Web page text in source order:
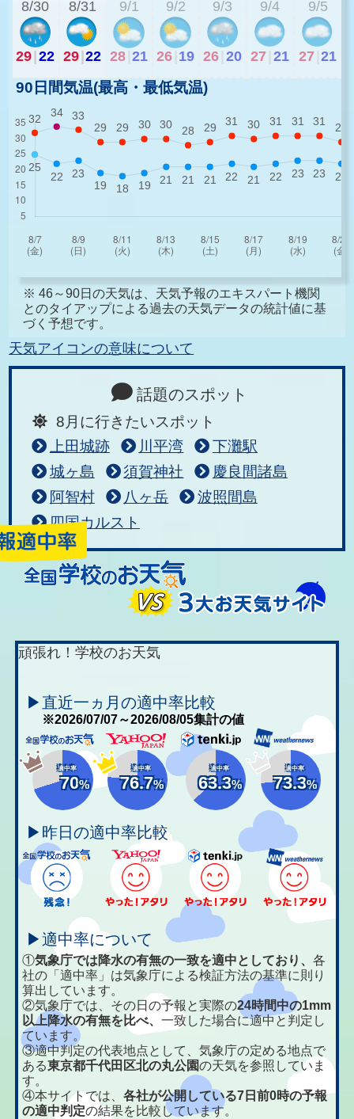
8/30
29|22
8/31
29|22
9/1
28 21
9/2
26 19
9/3
26 20
9/4
27 21
9/5
27 21
90日間気温(最高・最低気温)
※ 46～90日の天気は、天気予報のエキスパート機関
とのタイアップによる過去の天気データの統計値に基
づく予想です。
天気アイコンの意味について
話題のスポット
8月に行きたいスポット
上田城跡
川平湾
下灘駅
城ヶ島
須賀神社
慶良間諸島
阿智村
八ヶ岳
波照間島
四国カルスト
頑張れ！学校のお天気
▶直近一ヵ月の適中率比較
※2026/07/07～2026/08/05集計の値
適中率
70%
適中率
76.7%
適中率
63.3%
適中率
73.3%
▶昨日の適中率比較
▶適中率について
①気象庁では降水の有無の一致を適中としており、各
社の「適中率」は気象庁による検証方法の基準に則り
算出しています。
②気象庁では、その日の予報と実際の24時間中の1mm
以上降水の有無を比べ、一致した場合に適中と判定し
ています。
③適中判定の代表地点として、気象庁の定める地点で
ある東京都千代田区北の丸公園の天気を参照していま
す。
④本サイトでは、各社が公開している7日前0時の予報
の適中判定の結果を比較しています。